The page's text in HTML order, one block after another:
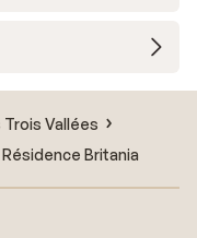
Trois Vallées
Résidence Britania